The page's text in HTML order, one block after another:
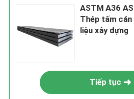
ASTM A36
Thép tấm
liệu xây dựng
Tiếp tục